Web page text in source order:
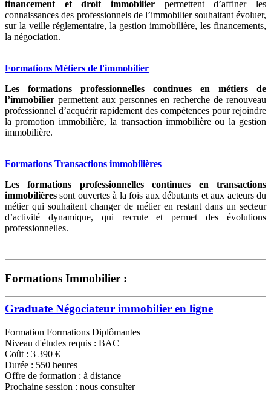
financement et droit immobilier permettent d’affiner les
connaissances des professionnels de l’immobilier souhaitant évoluer,
sur la veille réglementaire, la gestion immobilière, les financements,
la négociation.
Formations Métiers de l'immobilier
Les formations professionnelles continues en métiers de
l’immobilier permettent aux personnes en recherche de renouveau
professionnel d’acquérir rapidement des compétences pour rejoindre
la promotion immobilière, la transaction immobilière ou la gestion
immobilière.
Formations Transactions immobilières
Les formations professionnelles continues en transactions
immobilièressont ouvertes à la fois aux débutants et aux acteurs du
métier qui souhaitent changer de métier en restant dans un secteur
d’activité dynamique, qui recrute et permet des évolutions
professionnelles.
Formations Immobilier :
Graduate Négociateur immobilier en ligne
Formation Formations Diplômantes
Niveau d'études requis : BAC
Coût : 3 390 €
Durée : 550 heures
Offre de formation : à distance
Prochaine session : nous consulter